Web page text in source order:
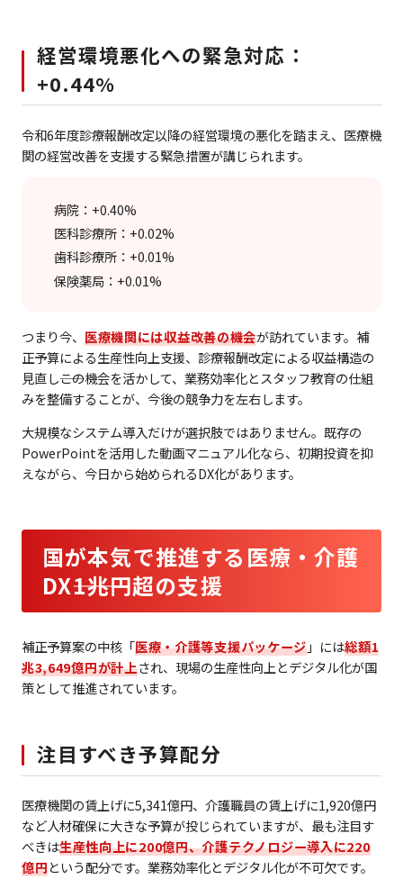
経営環境悪化への緊急対応：
+0.44%
令和6年度診療報酬改定以降の経営環境の悪化を踏まえ、医療機
関の経営改善を支援する緊急措置が講じられます。
病院：+0.40%
医科診療所：+0.02%
歯科診療所：+0.01%
保険薬局：+0.01%
つまり今、 医療機関には収益改善の機会が訪れています。補
正予算による生産性向上支援、診療報酬改定による収益構造の
見直し――この機会を活かして、業務効率化とスタッフ教育の仕組
みを整備することが、今後の競争力を左右します。
大規模なシステム導入だけが選択肢ではありません。既存の
PowerPointを活用した動画マニュアル化なら、初期投資を抑
えながら、今日から始められるDX化があります。
国が本気で推進する医療・介護
DX――1兆円超の支援
補正予算案の中核「医療・介護等支援パッケージ」には総額1
兆3,649億円が計上され、現場の生産性向上とデジタル化が国
策として推進されています。
注目すべき予算配分
医療機関の賃上げに5,341億円、介護職員の賃上げに1,920億円
など人材確保に大きな予算が投じられていますが、最も注目す
べきは生産性向上に200億円、介護テクノロジー導入に220
億円という配分です。業務効率化とデジタル化が不可欠です。